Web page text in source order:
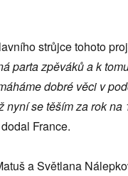
strůjce tohoto
parta zpěváků a k
dobré věci v
nyní se těším za rok
France.
a Světlana